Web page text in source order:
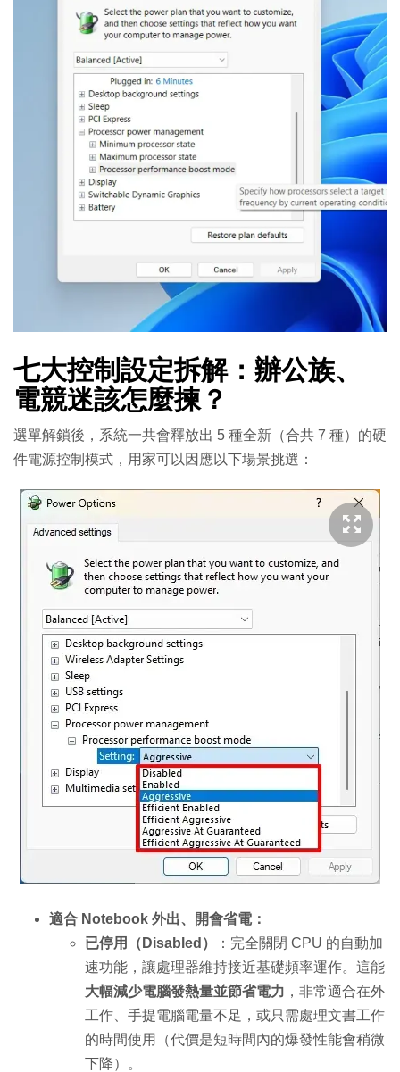
七大控制設定拆解：辦公族、
電競迷該怎麼揀？
選單解鎖後，系統一共會釋放出 5 種全新（合共 7 種）的硬
件電源控制模式，用家可以因應以下場景挑選：
適合 Notebook 外出、開會省電：
已停用（Disabled）
：完全關閉 CPU 的自動加
速功能，讓處理器維持接近基礎頻率運作。這能
大幅減少電腦發熱量並節省電力 ，非常適合在外
工作、手提電腦電量不足，或只需處理文書工作
的時間使用（代價是短時間內的爆發性能會稍微
下降）。